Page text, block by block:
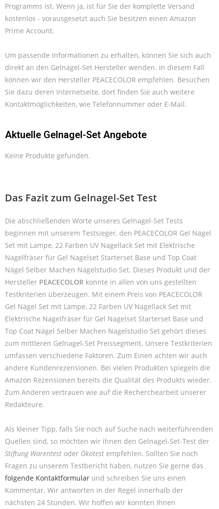
Programms ist. Wenn ja, ist für Sie der komplette Versand
kostenlos - vorausgesetzt auch Sie besitzen einen Amazon
Prime Account.
Um passende Informationen zu erhalten, können Sie sich auch
direkt an den Gelnagel-Set Hersteller wenden. In diesem Fall
können wir den Hersteller PEACECOLOR empfehlen. Besuchen
Sie dazu deren Internetseite, dort finden Sie auch weitere
Kontaktmöglichkeiten, wie Telefonnummer oder E-Mail.
Aktuelle Gelnagel-Set Angebote
Keine Produkte gefunden.
Das Fazit zum Gelnagel-Set Test
Die abschließenden Worte unseres Gelnagel-Set Tests
beginnen mit unserem Testsieger, den PEACECOLOR Gel Nägel
Set mit Lampe, 22 Farben UV Nagellack Set mit Elektrische
Nagelfräser für Gel Nagelset Starterset Base und Top Coat
Nägel Selber Machen Nagelstudio Set. Dieses Produkt und der
Hersteller PEACECOLOR konnte in allen von uns gestellten
Testkriterien überzeugen. Mit einem Preis von PEACECOLOR
Gel Nägel Set mit Lampe, 22 Farben UV Nagellack Set mit
Elektrische Nagelfräser für Gel Nagelset Starterset Base und
Top Coat Nägel Selber Machen Nagelstudio Set gehört dieses
zum mittleren Gelnagel-Set Preissegment. Unsere Testkriterien
umfassen verschiedene Faktoren. Zum Einen achten wir auch
andere Kundenrezensionen. Bei vielen Produkten spiegeln die
Amazon Rezensionen bereits die Qualität des Produkts wieder.
Zum Anderen vertrauen wie auf die Recherchearbeit unserer
Redakteure.
Als kleiner Tipp, falls Sie noch auf Suche nach weiterführenden
Quellen sind, so möchten wir ihnen den Gelnagel-Set-Test der
Stiftung Warentest oder Ökotest empfehlen. Sollten Sie noch
Fragen zu unserem Testbericht haben, nutzen Sie gerne das
folgende Kontaktformular und schreiben Sie uns einen
Kommentar. Wir antworten in der Regel innerhalb der
nächsten 24 Stunden. Wir hoffen wir konnten Ihnen